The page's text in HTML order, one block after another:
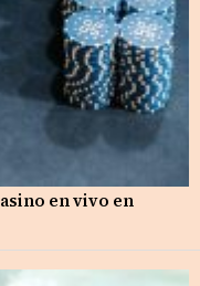
en vivo en